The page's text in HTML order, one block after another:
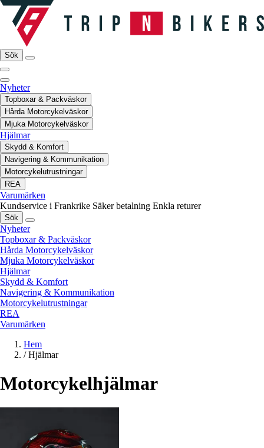
Sök
Nyheter
Topboxar & Packväskor
Hårda Motorcykelväskor
Mjuka Motorcykelväskor
Hjälmar
Skydd & Komfort
Navigering & Kommunikation
Motorcykelutrustningar
REA
Varumärken
Kundservice i Frankrike Säker betalning Enkla returer
Sök
Nyheter
Topboxar & Packväskor
Hårda Motorcykelväskor
Mjuka Motorcykelväskor
Hjälmar
Skydd & Komfort
Navigering & Kommunikation
Motorcykelutrustningar
REA
Varumärken
Hem
/ Hjälmar
Motorcykelhjälmar